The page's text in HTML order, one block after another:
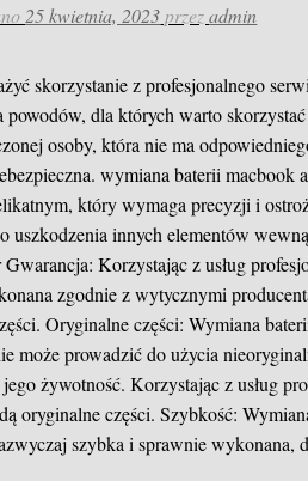
25 kwietnia, 2023 przezadmin
skorzystanie z profesjonalnego
powodów, dla których warto
osoby, która nie ma
wymiana baterii macbook
który wymaga precyzji i
uszkodzenia innych elementów
Gwarancja: Korzystając z usług
zgodnie z wytycznymi
Oryginalne części: Wymiana
może prowadzić do użycia
żywotność. Korzystając z usług
oryginalne części. Szybkość:
szybka i sprawnie wykonana,